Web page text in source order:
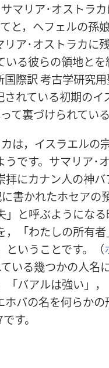
マリア･オストラ
と，ヘフェルの孫
ア･オストラカに
いる彼らの領地と
際訳 考古学研究
れている初期の
て裏づけられている
は，イスラエルの
です。サマリア･
拝にカナン人の神
書かれたホセアの
」と呼ぶようにな
，「わたしの所有
ということです。（
いる幾つかの人名
「バアルは強い」
ホバの名を何らか
す。